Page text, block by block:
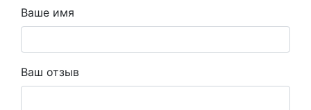
Ваше имя
Ваш отзыв